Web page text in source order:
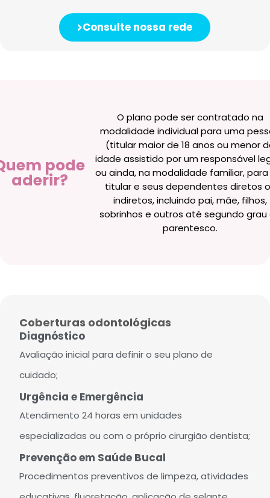
Consulte nossa rede
pode
aderir?
O plano pode ser contratado na
modalidade individual para uma
(titular maior de 18 anos ou menor
idade assistido por um responsável
ou ainda, na modalidade familiar,
titular e seus dependentes diretos
indiretos, incluindo pai, mãe, filhos,
sobrinhos e outros até segundo grau
parentesco.
Coberturas odontológicas
Diagnóstico
Avaliação inicial para definir o seu plano de
cuidado;
Urgência e Emergência
Atendimento 24 horas em unidades
especializadas ou com o próprio cirurgião dentista;
Prevenção em Saúde Bucal
Procedimentos preventivos de limpeza, atividades